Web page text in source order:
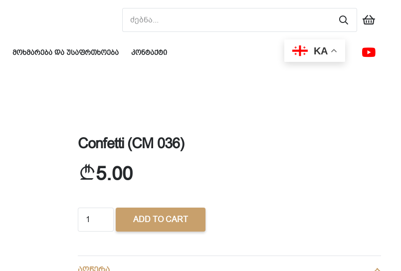
მოხმარება და უსაფრთხოება კონტაქტი KA
Confetti (CM 036)
5.00
Confetti
(CM
quantity
ADD TO CART